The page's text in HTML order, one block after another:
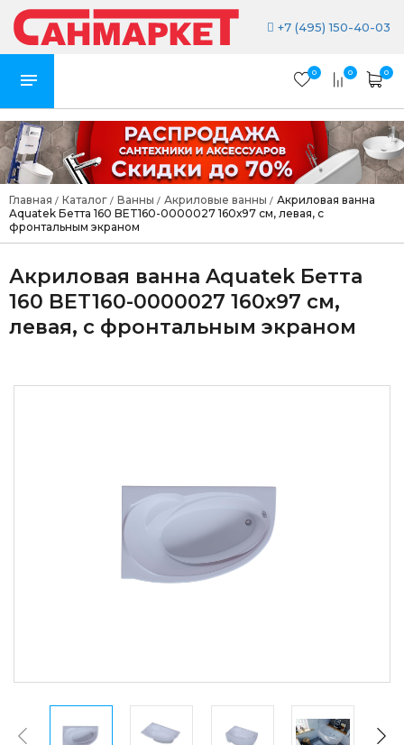
+7 (495) 150-40-03
0 0 0
Главная / Каталог / Ванны / Акриловые ванны / Акриловая ванна
Aquatek Бетта 160 BET160-0000027 160х97 см, левая, с
фронтальным экраном
Акриловая ванна Aquatek Бетта
160 BET160-0000027 160х97 см,
левая, с фронтальным экраном